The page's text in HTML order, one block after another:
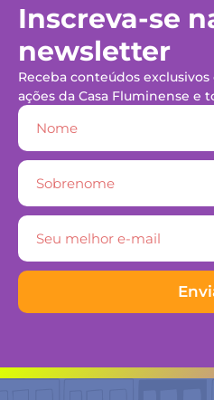
Inscreva-se
newsletter
Receba conteúdos
ações da Casa Fluminense e